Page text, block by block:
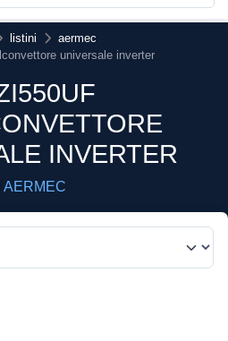
listini
aermec
universale inverter
INVERTER
AERMEC